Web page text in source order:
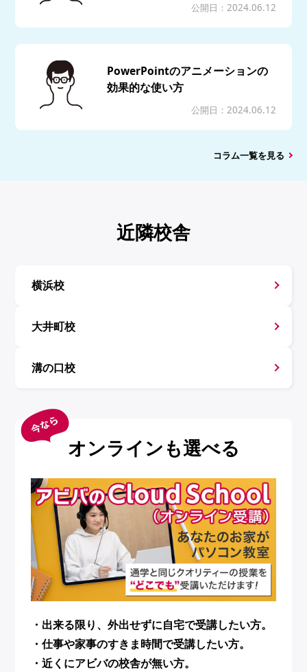
公開日：2024.06.12
PowerPointのアニメーションの
効果的な使い方
公開日：2024.06.12
コラム一覧を見る
近隣校舎
横浜校
大井町校
溝の口校
オンラインも選べる
・出来る限り、外出せずに自宅で受講したい方。
・仕事や家事のすきま時間で受講したい方。
・近くにアビバの校舎が無い方。